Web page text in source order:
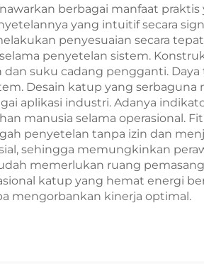
berbagai manfaat
yang intuitif secara
penyesuaian secara
penyetelan sistem.
suku cadang pengganti.
Desain katup yang
aplikasi industri. Adanya
manusia selama operasional.
penyetelan tanpa izin dan
sehingga memungkinkan
memerlukan ruang
katup yang hemat energi
mengorbankan kinerja optimal.